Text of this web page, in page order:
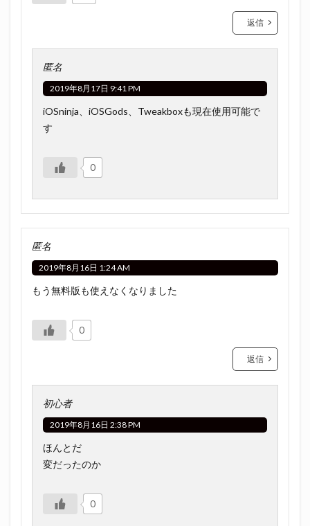
返信
匿名
2019年8月17日 9:41 PM
iOSninja、iOSGods、Tweakboxも現在使用可能で
す
0
匿名
2019年8月16日 1:24 AM
もう無料版も使えなくなりました
0
返信
初心者
2019年8月16日 2:38 PM
ほんとだ
変だったのか
0